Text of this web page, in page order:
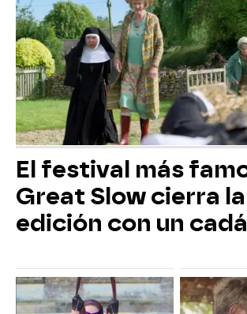
El festival más
Great Slow cierra la
edición con un